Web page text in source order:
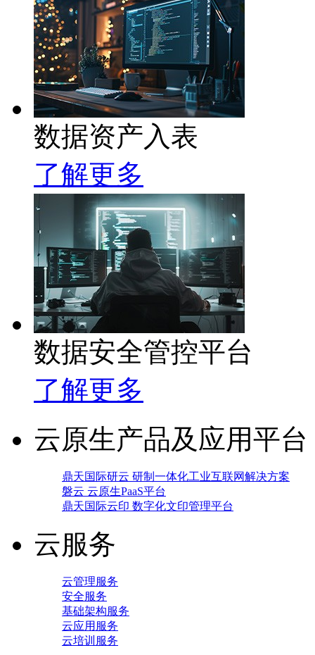
数据资产入表
了解更多
数据安全管控平台
了解更多
云原生产品及应用平台
鼎天国际研云 研制一体化工业互联网解决方案
磐云 云原生PaaS平台
鼎天国际云印 数字化文印管理平台
云服务
云管理服务
安全服务
基础架构服务
云应用服务
云培训服务